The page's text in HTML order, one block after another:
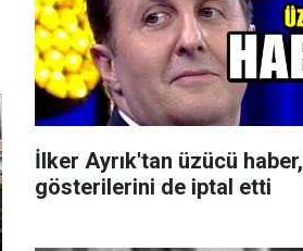
İlker Ayrık'tan üzücü haber,
gösterilerini de iptal etti